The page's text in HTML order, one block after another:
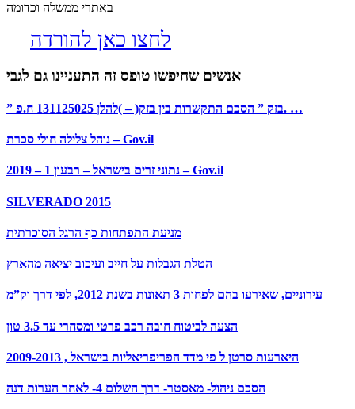
באתרי ממשלה וכדומה
לחצו כאן להורדה
אנשים שחיפשו טופס זה התעניינו גם לגבי
” בזק ” הסכם התקשרות בין בזק( – )להלן 131125025 ח.פ. …
נוהל צלילה חולי סכרת – Gov.il
נתוני זרים בישראל – רבעון 1 – 2019 – Gov.il
SILVERADO 2015
מניעת התפתחות כף הרגל הסוכרתית
הטלת הגבלות על חייב ועיכוב יציאה מהארץ
עירוניים, שאירעו בהם לפחות 3 תאונות בשנת 2012, לפי דרך וק”מ
הצעה לביטוח חובה רכב פרטי ומסחרי עד 3.5 טון
היארעות סרטן ל פי מדד הפריפריאליות בישראל , 2009-2013
הסכם ניהול- מאסטר- דרך השלום 4- לאחר הערות דנה